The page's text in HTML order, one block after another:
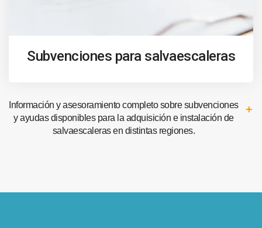
Subvenciones para salvaescaleras
Información y asesoramiento completo sobre subvenciones
y ayudas disponibles para la adquisición e instalación de
salvaescaleras en distintas regiones.